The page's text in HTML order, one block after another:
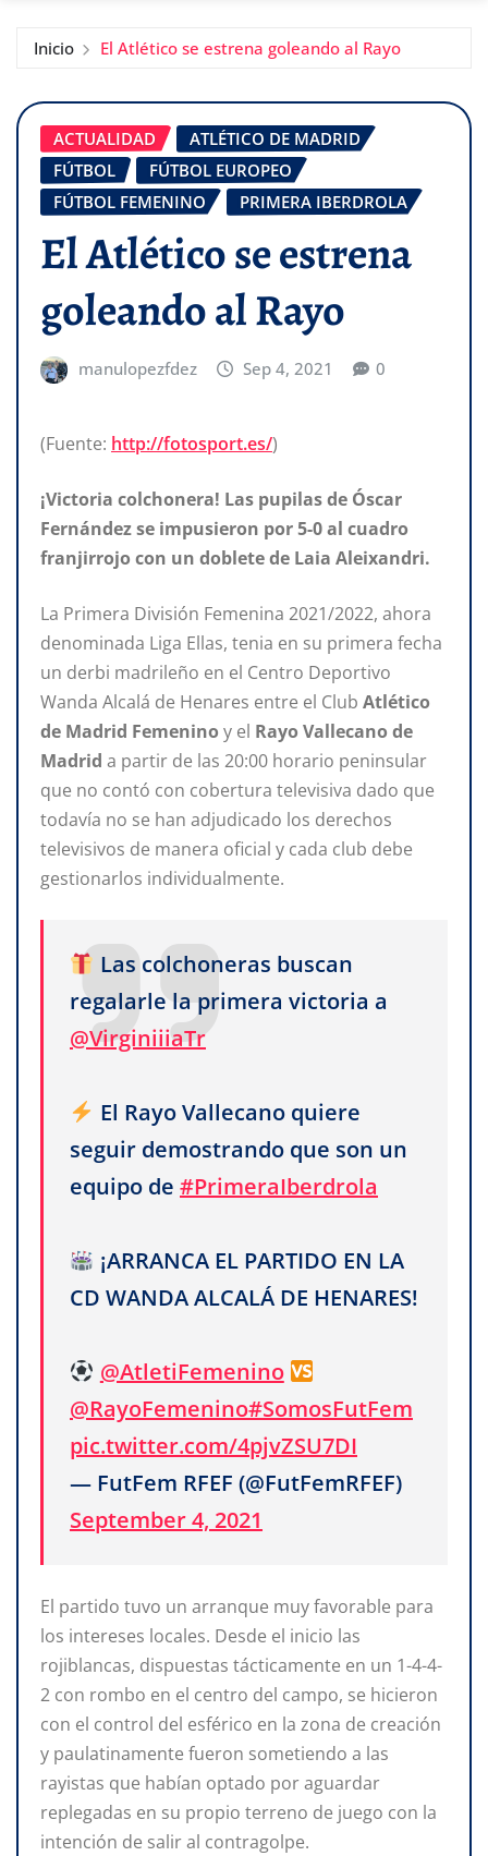
Inicio El Atlético se estrena goleando al Rayo
ACTUALIDAD
ATLÉTICO DE MADRID
FÚTBOL
FÚTBOL EUROPEO
FÚTBOL FEMENINO
PRIMERA IBERDROLA
El Atlético se estrena
goleando al Rayo
manulopezfdez Sep 4, 2021 0
(Fuente: http://fotosport.es/)
¡Victoria colchonera! Las pupilas de Óscar
Fernández se impusieron por 5-0 al cuadro
franjirrojo con un doblete de Laia Aleixandri.
La Primera División Femenina 2021/2022, ahora
denominada Liga Ellas, tenia en su primera fecha
un derbi madrileño en el Centro Deportivo
Wanda Alcalá de Henares entre el Club Atlético
de Madrid Femenino y el Rayo Vallecano de
Madrid a partir de las 20:00 horario peninsular
que no contó con cobertura televisiva dado que
todavía no se han adjudicado los derechos
televisivos de manera oficial y cada club debe
gestionarlos individualmente.
Las colchoneras buscan
regalarle la primera victoria a
@VirginiiiaTr
El Rayo Vallecano quiere
seguir demostrando que son un
equipo de #PrimeraIberdrola
¡ARRANCA EL PARTIDO EN LA
CD WANDA ALCALÁ DE HENARES!
@AtletiFemenino
@RayoFemenino#SomosFutFem
pic.twitter.com/4pjvZSU7DI
— FutFem RFEF (@FutFemRFEF)
September 4, 2021
El partido tuvo un arranque muy favorable para
los intereses locales. Desde el inicio las
rojiblancas, dispuestas tácticamente en un 1-4-4-
2 con rombo en el centro del campo, se hicieron
con el control del esférico en la zona de creación
y paulatinamente fueron sometiendo a las
rayistas que habían optado por aguardar
replegadas en su propio terreno de juego con la
intención de salir al contragolpe.